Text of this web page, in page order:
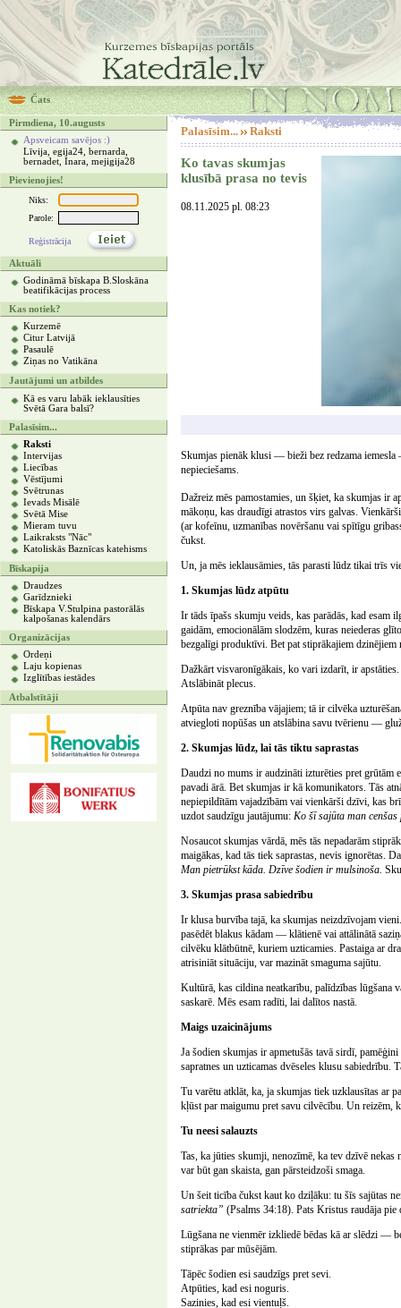
Čats
Pirmdiena, 10.augusts
Apsveicam savējos :)
Līvija, egija24, bernarda,
bernadet, Inara, mejigija28
Pievienojies!
Niks:
Parole:
Reģistrācija
Aktuāli
Godināmā bīskapa B.Sloskāna
beatifikācijas process
Kas notiek?
Kurzemē
Citur Latvijā
Pasaulē
Ziņas no Vatikāna
Jautājumi un atbildes
Kā es varu labāk ieklausīties
Svētā Gara balsī?
Palasīsim...
Raksti
Intervijas
Liecības
Vēstījumi
Svētrunas
Ievads Misālē
Svētā Mise
Mieram tuvu
Laikraksts "Nāc"
Katoliskās Baznīcas katehisms
Bīskapija
Draudzes
Garīdznieki
Bīskapa V.Stulpina pastorālās
kalpošanas kalendārs
Organizācijas
Ordeņi
Laju kopienas
Izglītības iestādes
Atbalstītāji
Palasīsim... Raksti
Ko tavas skumjas
klusībā prasa no tevis
08.11.2025 pl. 08:23
Skumjas pienāk klusi — bieži bez redzama
nepieciešams.
Dažreiz mēs pamostamies, un šķiet, ka skumjas ir
mākoņu, kas draudīgi atrastos virs galvas.
(ar kofeīnu, uzmanības novēršanu vai spītīgu
čukst.
Un, ja mēs ieklausāmies, tās parasti lūdz tikai trīs
1. Skumjas lūdz atpūtu
Ir tāds īpašs skumju veids, kas parādās, kad
gaidām, emocionālām slodzēm, kuras neiederas
bezgalīgi produktīvi. Bet pat stiprākajiem dzinējiem
Dažkārt visvaronīgākais, ko vari izdarīt, ir
Atslābināt plecus.
Atpūta nav greznība vājajiem; tā ir cilvēka
atviegloti nopūšas un atslābina savu tvērienu —
2. Skumjas lūdz, lai tās tiktu saprastas
Daudzi no mums ir audzināti izturēties pret
pavadi ārā. Bet skumjas ir kā komunikators. Tās
nepiepildītām vajadzībām vai vienkārši dzīvi, kas
uzdot saudzīgu jautājumu: Ko šī sajūta man cenšas
Nosaucot skumjas vārdā, mēs tās nepadarām
maigākas, kad tās tiek saprastas, nevis ignorētas.
Man pietrūkst kāda. Dzīve šodien ir mulsinoša.
3. Skumjas prasa sabiedrību
Ir klusa burvība tajā, ka skumjas neizdzīvojam
pasēdēt blakus kādam — klātienē vai attālinātā
cilvēku klātbūtnē, kuriem uzticamies. Pastaiga ar
atrisiniāt situāciju, var mazināt smaguma sajūtu.
Kultūrā, kas cildina neatkarību, palīdzības lūgšana
saskarē. Mēs esam radīti, lai dalītos nastā.
Maigs uzaicinājums
Ja šodien skumjas ir apmetušās tavā sirdī,
sapratnes un uzticamas dvēseles klusu
Tu varētu atklāt, ka, ja skumjas tiek uzklausītas ar
kļūst par maigumu pret savu cilvēcību. Un reizēm,
Tu neesi salauzts
Tas, ka jūties skumji, nenozīmē, ka tev dzīvē nekas
var būt gan skaista, gan pārsteidzoši smaga.
Un šeit ticība čukst kaut ko dziļāku: tu šīs sajūtas
satriekta” (Psalms 34:18). Pats Kristus raudāja
Lūgšana ne vienmēr izkliedē bēdas kā ar slēdzi —
stiprākas par mūsējām.
Tāpēc šodien esi saudzīgs pret sevi.
Atpūties, kad esi noguris.
Sazinies, kad esi vientuļš.